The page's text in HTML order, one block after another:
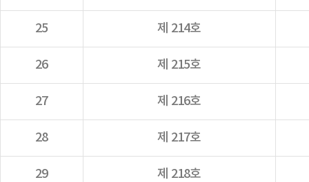
25 제 214호
26 제 215호
27 제 216호
28 제 217호
29 제 218호